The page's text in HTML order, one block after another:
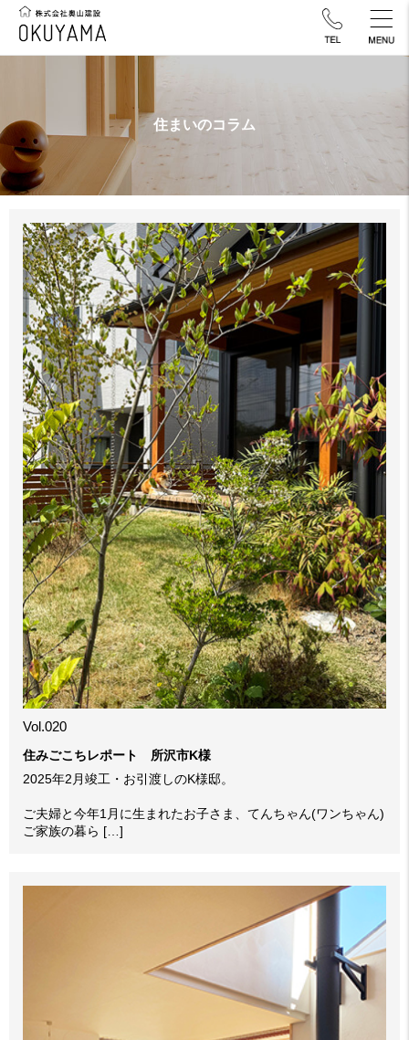
住まいのコラム
Vol.020
住みごこちレポート 所沢市K様
2025年2月竣工・お引渡しのK様邸。
ご夫婦と今年1月に生まれたお子さま、てんちゃん(ワンちゃん)
ご家族の暮ら […]